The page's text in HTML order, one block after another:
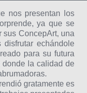
nos presentan los
ya que se
sus ConcepArt, una
echándole
para su futura
donde la calidad de
gratamente es